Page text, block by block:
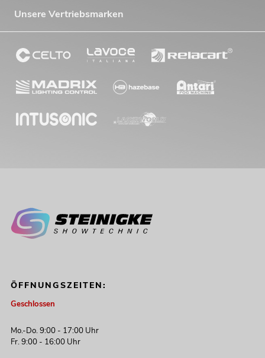
Unsere Vertriebsmarken
ÖFFNUNGSZEITEN:
Geschlossen
Mo.-Do. 9:00 - 17:00 Uhr
Fr. 9:00 - 16:00 Uhr